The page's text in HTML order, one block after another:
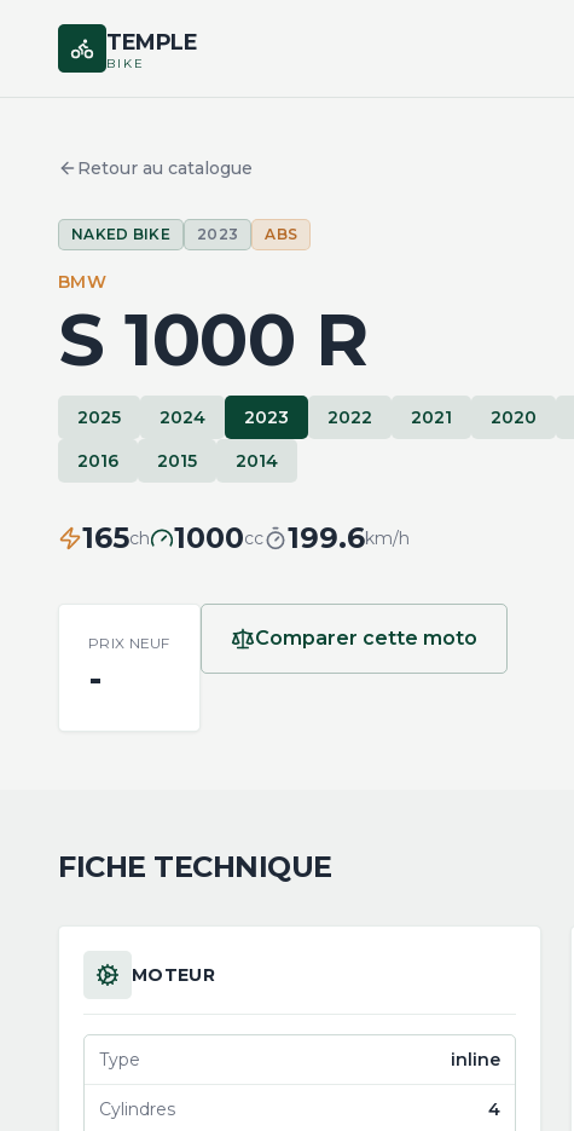
TEMPLE
BIKE
Retour au catalogue
NAKED BIKE 2023 ABS
BMW
S 1000 R
2025 2024 2023 2022 2021 2020
2016
2015 2014
165ch 1000cc 199.6km/h
PRIX NEUF
-
Comparer cette moto
FICHE TECHNIQUE
MOTEUR
Type inline
Cylindres 4